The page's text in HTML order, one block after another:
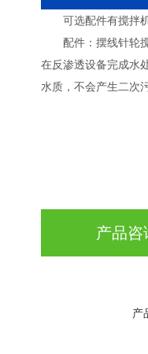
可选配件有搅拌机
配件：摆线针轮搅
在反渗透设备完成水
水质，不会产生二次
产品咨
产